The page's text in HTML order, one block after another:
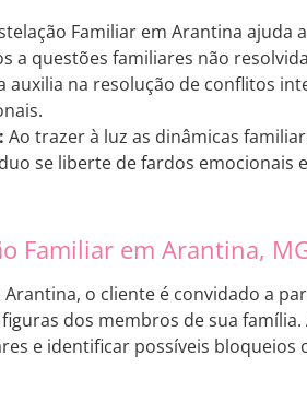
Familiar em Arantina
a questões familiares não
auxilia na resolução de conflitos
Ao trazer à luz as dinâmicas
se liberte de fardos emocionais
Familiar em Arantina,
Arantina, o cliente é convidado a
dos membros de sua
e identificar possíveis